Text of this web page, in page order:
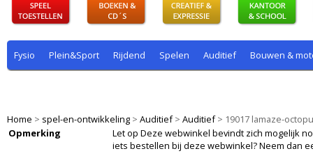
Fysio Plein&Sport Rijdend Spelen Auditief Bouwen &
Home > spel-en-ontwikkeling > Auditief> Auditief> 19017 lamaze-
Opmerking
Let op Deze webwinkel bevindt zich mogelijk
iets bestellen bij deze webwinkel? Neem dan